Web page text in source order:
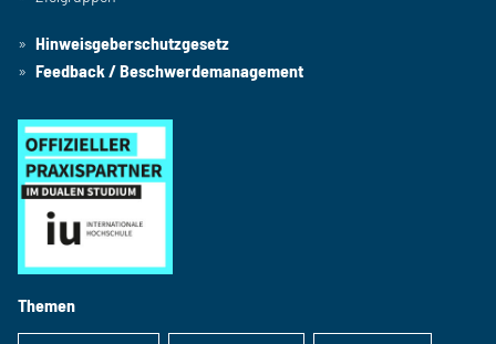
Hinweisgeberschutzgesetz
Feedback / Beschwerdemanagement
Themen